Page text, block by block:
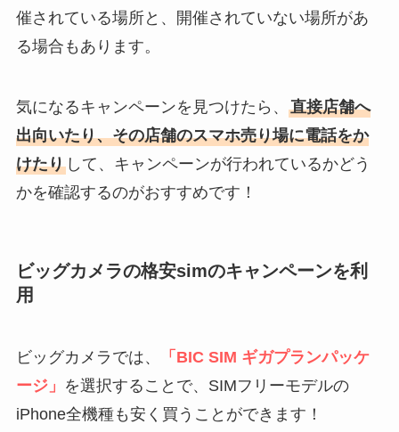
催されている場所と、開催されていない場所があ
る場合もあります。
気になるキャンペーンを見つけたら、 直接店舗へ
出向いたり、その店舗のスマホ売り場に電話をか
けたりして、キャンペーンが行われているかどう
かを確認するのがおすすめです！
ビッグカメラの格安simのキャンペーンを利
用
ビッグカメラでは、
「BIC SIM ギガプランパッケ
ージ」 を選択することで、SIMフリーモデルの
iPhone全機種も安く買うことができます！